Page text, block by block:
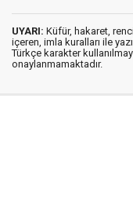
UYARI: Küfür, hakaret,
içeren, imla kuralları ile
Türkçe karakter
onaylanmamaktadır.